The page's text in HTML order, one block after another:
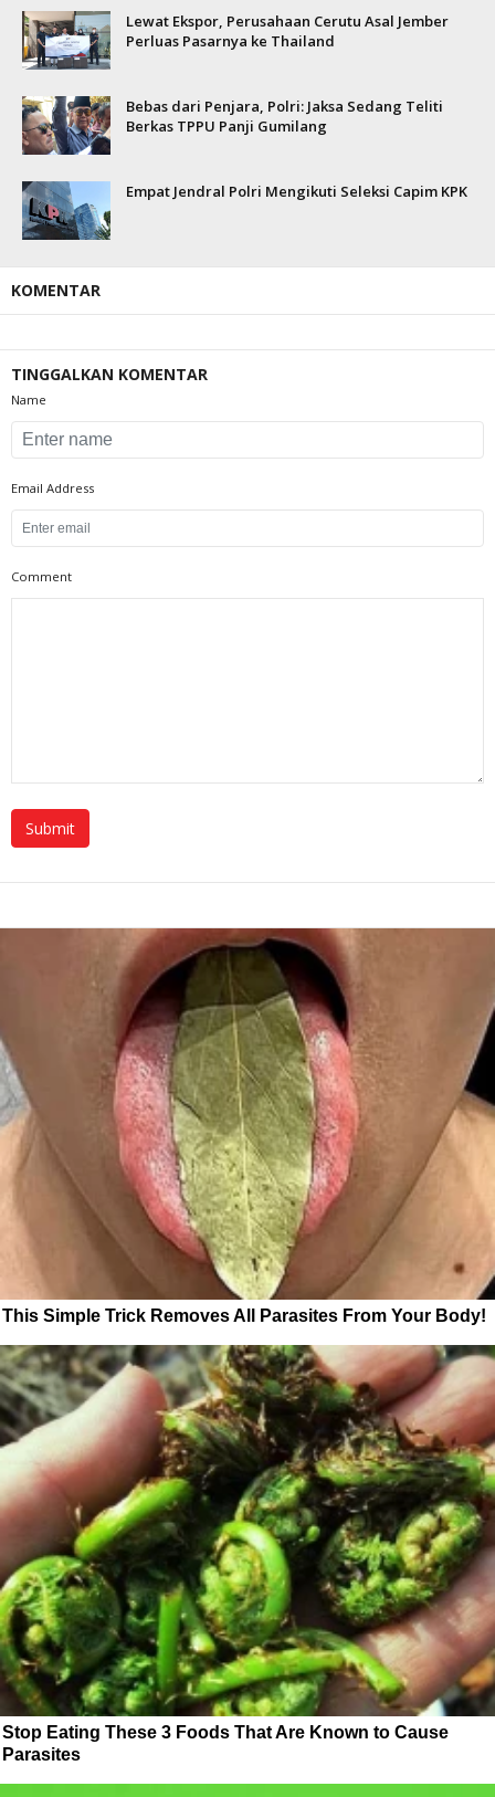
Lewat Ekspor, Perusahaan Cerutu Asal Jember
Perluas Pasarnya ke Thailand
Bebas dari Penjara, Polri: Jaksa Sedang Teliti
Berkas TPPU Panji Gumilang
Empat Jendral Polri Mengikuti Seleksi Capim KPK
KOMENTAR
TINGGALKAN KOMENTAR
Name
Email Address
Comment
This Simple Trick Removes All Parasites From Your Body!
Stop Eating These 3 Foods That Are Known to Cause
Parasites